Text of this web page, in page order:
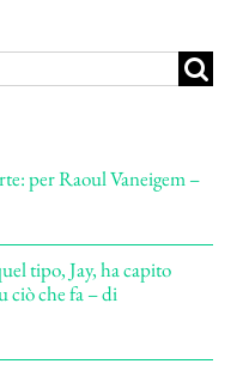
per Raoul Vaneigem –
tipo, Jay, ha capito
ciò che fa – di